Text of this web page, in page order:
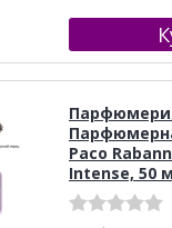
Paco
Intense, 50